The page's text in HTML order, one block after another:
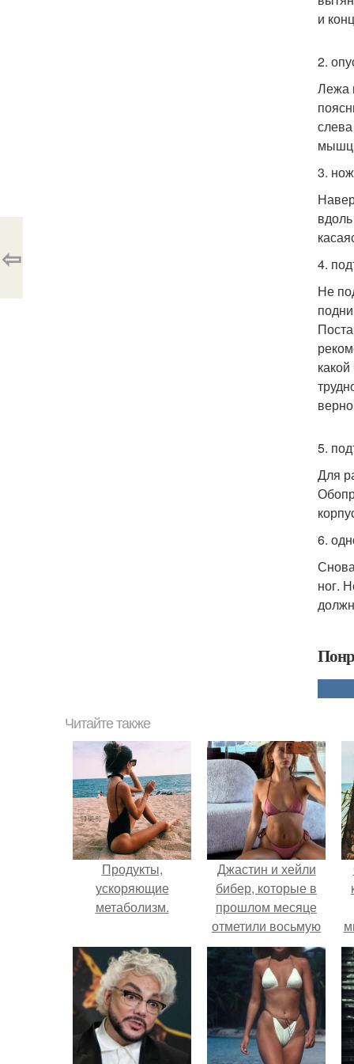
и
2.
Лежа
3.
4.
Не
5.
Для
6.
ног.
⇦
Читайте также
Продукты,
ускоряющие
метаболизм.
Джастин и хейли
бибер, которые в
прошлом месяце
отметили восьмую
годовщину
помолвки, показали
новые фото с
совместного
отдыха.